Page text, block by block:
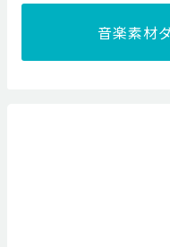
音楽素材